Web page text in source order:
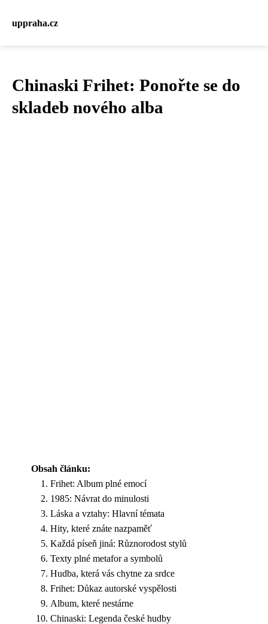
uppraha.cz
Chinaski Frihet: Ponořte se do
skladeb nového alba
Obsah článku:
Frihet: Album plné emocí
1985: Návrat do minulosti
Láska a vztahy: Hlavní témata
Hity, které znáte nazpaměť
Každá píseň jiná: Různorodost stylů
Texty plné metafor a symbolů
Hudba, která vás chytne za srdce
Frihet: Důkaz autorské vyspělosti
Album, které nestárne
Chinaski: Legenda české hudby